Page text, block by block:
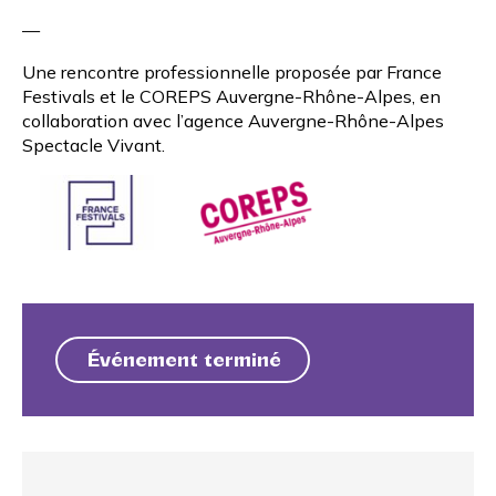
—
Une rencontre professionnelle proposée par France
Festivals et le COREPS Auvergne-Rhône-Alpes , en
collaboration avec l’agence Auvergne-Rhône-Alpes
Spectacle Vivant.
Événement terminé